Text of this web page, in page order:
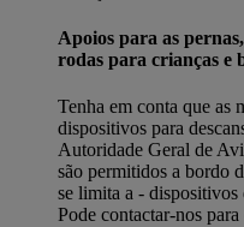
Apoios para as
rodas para crianças e
Tenha em conta que as
dispositivos para
Autoridade Geral de
são permitidos a bordo
se limita a -
Pode contactar-nos